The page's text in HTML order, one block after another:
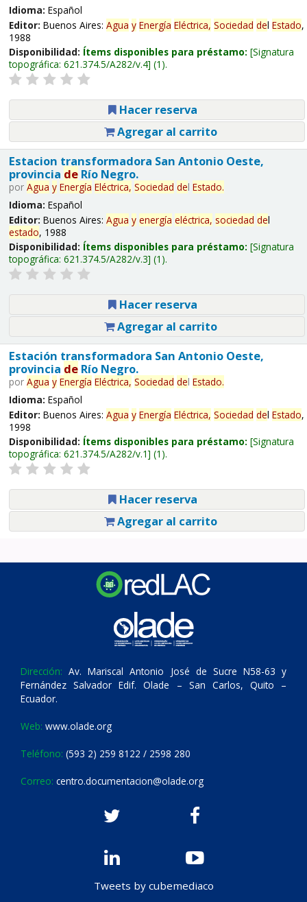
Idioma: Español
Editor: Buenos Aires: Agua y Energía Eléctrica, Sociedad del Estado,
1988
Disponibilidad: Ítems disponibles para préstamo: Signatura
topográfica: 621.374.5/A282/v.4 (1).
Hacer reserva
Agregar al carrito
Estacion transformadora San Antonio Oeste,
provincia deRío Negro.
por Agua y Energía Eléctrica, Sociedad del Estado.
Idioma: Español
Editor: Buenos Aires: Agua y energía eléctrica, sociedad del
estado, 1988
Disponibilidad: Ítems disponibles para préstamo: Signatura
topográfica: 621.374.5/A282/v.3 (1).
Hacer reserva
Agregar al carrito
Estación transformadora San Antonio Oeste,
provincia deRío Negro.
por Agua y Energía Eléctrica, Sociedad del Estado.
Idioma: Español
Editor: Buenos Aires: Agua y Energía Eléctrica, Sociedad del Estado,
1998
Disponibilidad: Ítems disponibles para préstamo: Signatura
topográfica: 621.374.5/A282/v.1 (1).
Hacer reserva
Agregar al carrito
Dirección: Av. Mariscal Antonio José de Sucre N58-63 y
Fernández Salvador Edif. Olade – San Carlos, Quito –
Ecuador.
Web: www.olade.org
Teléfono: (593 2) 259 8122 / 2598 280
Correo: centro.documentacion@olade.org
Tweets by cubemediaco